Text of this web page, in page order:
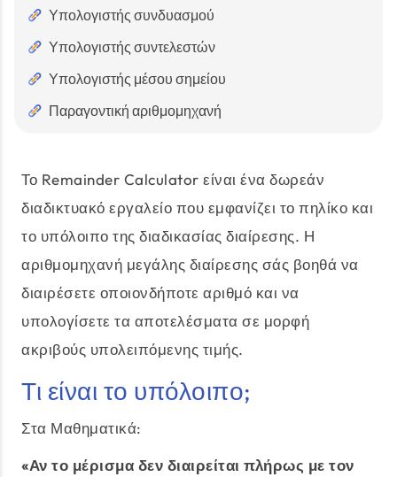
Υπολογιστής συνδυασμού
Υπολογιστής συντελεστών
Υπολογιστής μέσου σημείου
Παραγοντική αριθμομηχανή
Το Remainder Calculator είναι ένα δωρεάν
διαδικτυακό εργαλείο που εμφανίζει το πηλίκο και
το υπόλοιπο της διαδικασίας διαίρεσης. Η
αριθμομηχανή μεγάλης διαίρεσης σάς βοηθά να
διαιρέσετε οποιονδήποτε αριθμό και να
υπολογίσετε τα αποτελέσματα σε μορφή
ακριβούς υπολειπόμενης τιμής.
Τι είναι το υπόλοιπο;
Στα Μαθηματικά:
«Αν το μέρισμα δεν διαιρείται πλήρως με τον